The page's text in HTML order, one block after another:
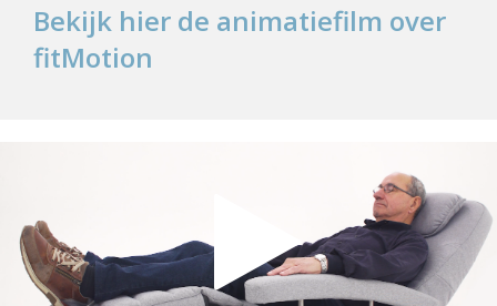
Bekijk hier de animatiefilm over
fitMotion